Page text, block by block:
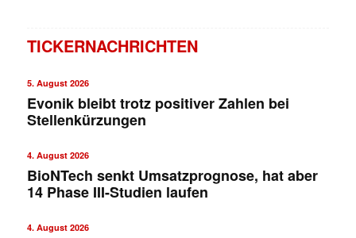
TICKERNACHRICHTEN
5. August 2026
Evonik bleibt trotz positiver Zahlen bei
Stellenkürzungen
4. August 2026
BioNTech senkt Umsatzprognose, hat aber
14 Phase III-Studien laufen
4. August 2026